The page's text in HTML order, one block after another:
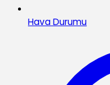
Hava Durumu